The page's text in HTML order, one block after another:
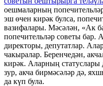
оешмаларның
эш өчен кирәк булса,
вазифалары. Мәсәлән, «Ак
попечительләр советы бар.
директоры, депутатлар.
чакыралар. Беренчедән,
кирәк. Аларның
зур, акча бирмәсәләр дә,
да күп була.